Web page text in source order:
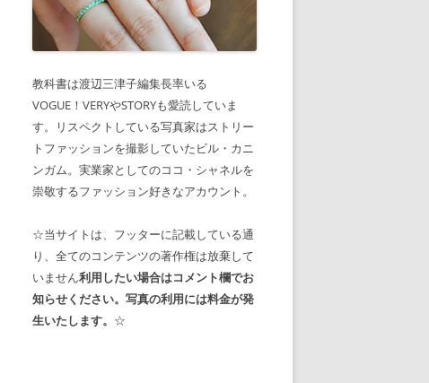
教科書は渡辺三津子編集長率いる
VOGUE！VERYやSTORYも愛読していま
す。リスペクトしている写真家はストリー
トファッションを撮影していたビル・カニ
ンガム。実業家としてのココ・シャネルを
崇敬するファッション好きなアカウント。
☆当サイトは、フッターに記載している通
り、全てのコンテンツの著作権は放棄して
いません利用したい場合はコメント欄でお
知らせください。写真の利用には料金が発
生いたします。 ☆